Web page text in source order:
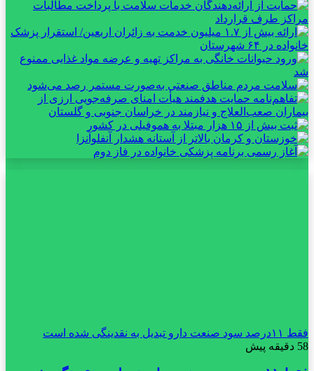
فقط ۱۱‌درصد سود صنعت دارو تبدیل به نقدینگی شده است
58 دقیقه پیش